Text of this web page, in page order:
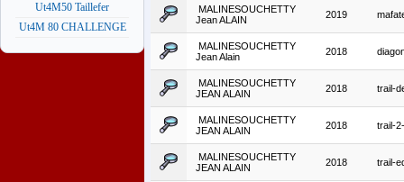
Ut4M50 Taillefer
Ut4M 80 CHALLENGE
MALINESOUCHETTY
Jean ALAIN
2019
MALINESOUCHETTY
Jean Alain
2018
MALINESOUCHETTY
JEAN ALAIN
2018 trail-
MALINESOUCHETTY
JEAN ALAIN
2018 trail-
MALINESOUCHETTY
JEAN ALAIN
2018 trail-